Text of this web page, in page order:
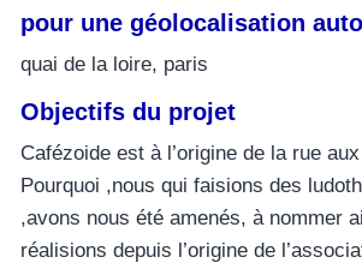
pour une géolocalisation
quai de la loire, paris
Objectifs du projet
Cafézoide est à l’origine de la rue
Pourquoi ,nous qui faisions des
,avons nous été amenés, à nommer
réalisions depuis l’origine de